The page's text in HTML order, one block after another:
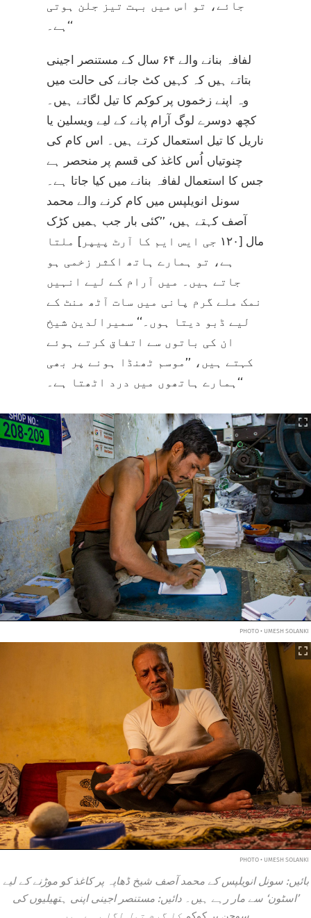
جائے، تو اس میں بہت تیز جلن ہوتی
ہے۔‘‘
لفافہ بنانے والے ۶۴ سال کے مستنصر اجینی
بتاتے ہیں کہ کہیں کٹ جانے کی حالت میں
وہ اپنے زخموں پرکوکم کا تیل لگاتے ہیں۔
کچھ دوسرے لوگ آرام پانے کے لیے ویسلین یا
ناریل کا تیل استعمال کرتے ہیں۔ اس کام کی
چنوتیاں اُس کاغذ کی قسم پر منحصر ہے
جس کا استعمال لفافہ بنانے میں کیا جاتا ہے۔
سونل انویلپس میں کام کرنے والے محمد
آصف کہتے ہیں، ’’کئی بار جب ہمیں کڑک
مال [۱۲۰ جی ایس ایم کا آرٹ پیپر] ملتا
ہے، تو ہمارے ہاتھ اکثر زخمی ہو
جاتے ہیں۔ میں آرام کے لیے انہیں
نمک ملے گرم پانی میں سات آٹھ منٹ کے
لیے ڈبو دیتا ہوں۔‘‘ سمیرالدین شیخ
ان کی باتوں سے اتفاق کرتے ہوئے
کہتے ہیں، ’’موسم ٹھنڈا ہونے پر بھی
ہمارے ہاتھوں میں درد اٹھتا ہے۔‘‘
PHOTO • UMESH SOLANKI
PHOTO • UMESH SOLANKI
بائیں: سونل انویلپس کے محمد آصف شیخ ڈھاپہ پر کاغذ کو موڑنے کے لیے
’اسٹون‘ سے مار رہے ہیں۔ دائیں: مستنصر اجینی اپنی ہتھیلیوں کی